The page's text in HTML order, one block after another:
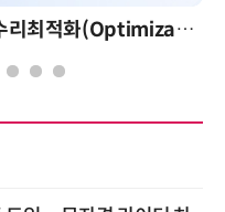
AI 시대의 의사결정을 바꾸는 수리최적화(Optimization): 실제 산업 적용 사례와 활용 전략